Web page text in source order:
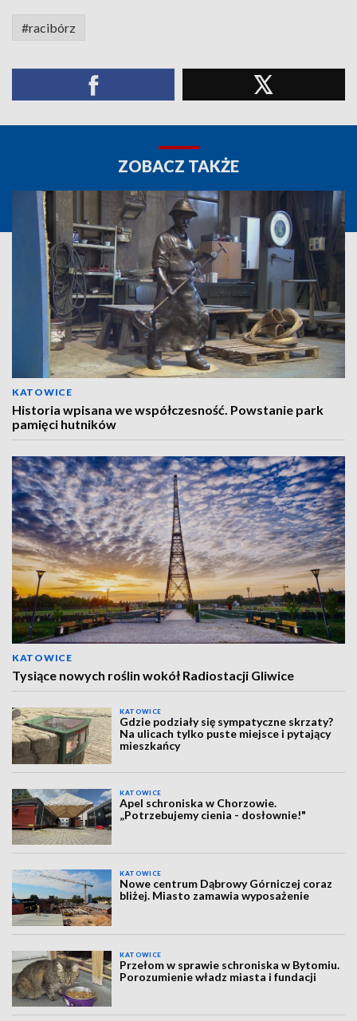
#racibórz
ZOBACZ TAKŻE
KATOWICE
Historia wpisana we współczesność. Powstanie park
pamięci hutników
KATOWICE
Tysiące nowych roślin wokół Radiostacji Gliwice
KATOWICE
Gdzie podziały się sympatyczne skrzaty?
Na ulicach tylko puste miejsce i pytający
mieszkańcy
KATOWICE
Apel schroniska w Chorzowie.
„Potrzebujemy cienia - dosłownie!"
KATOWICE
Nowe centrum Dąbrowy Górniczej coraz
bliżej. Miasto zamawia wyposażenie
KATOWICE
Przełom w sprawie schroniska w Bytomiu.
Porozumienie władz miasta i fundacji